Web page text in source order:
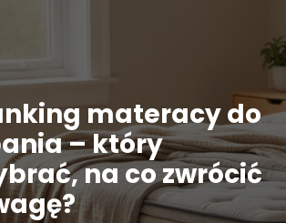
materacy do
– który
na co zwrócić